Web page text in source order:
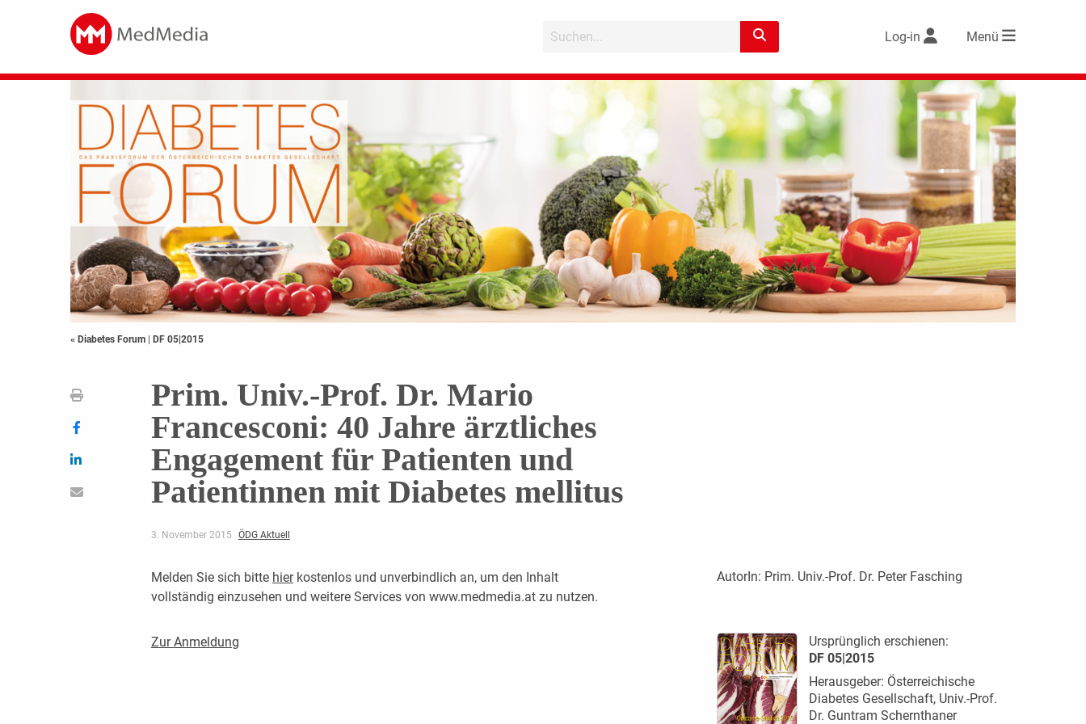
Log-in Menü
« Diabetes Forum | DF 05|2015
Prim. Univ.-Prof. Dr. Mario
Francesconi: 40 Jahre ärztliches
Engagement für Patienten und
Patientinnen mit Diabetes mellitus
3. November 2015 ÖDG Aktuell
Melden Sie sich bitte hierkostenlos und unverbindlich an, um den Inhalt
vollständig einzusehen und weitere Services von www.medmedia.at zu nutzen.
Zur Anmeldung
AutorIn: Prim. Univ.-Prof. Dr. Peter Fasching
Ursprünglich erschienen:
DF 05|2015
Herausgeber: Österreichische
Diabetes Gesellschaft, Univ.-Prof.
Dr. Guntram Schernthaner